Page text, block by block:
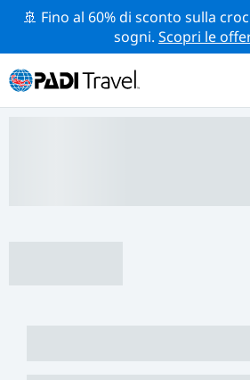
🚢 Fino al 60% di sconto sulla
sogni.Scopri le